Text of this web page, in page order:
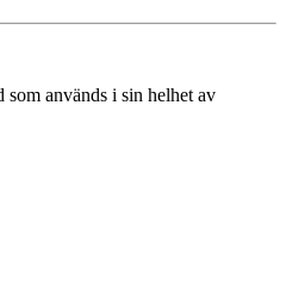
används i sin helhet av